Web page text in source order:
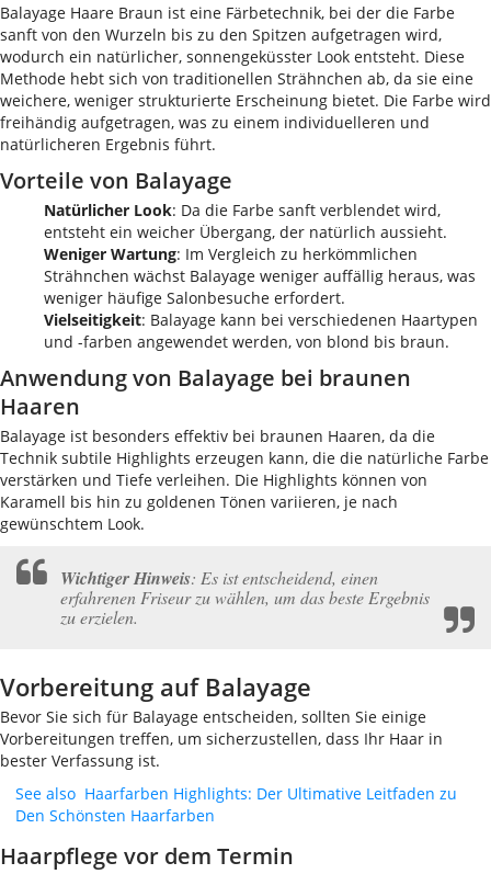
Balayage Haare Braun ist eine Färbetechnik, bei der die Farbe
sanft von den Wurzeln bis zu den Spitzen aufgetragen wird,
wodurch ein natürlicher, sonnengeküsster Look entsteht. Diese
Methode hebt sich von traditionellen Strähnchen ab, da sie eine
weichere, weniger strukturierte Erscheinung bietet. Die Farbe wird
freihändig aufgetragen, was zu einem individuelleren und
natürlicheren Ergebnis führt.
Vorteile von Balayage
Natürlicher Look: Da die Farbe sanft verblendet wird,
entsteht ein weicher Übergang, der natürlich aussieht.
Weniger Wartung: Im Vergleich zu herkömmlichen
Strähnchen wächst Balayage weniger auffällig heraus, was
weniger häufige Salonbesuche erfordert.
Vielseitigkeit: Balayage kann bei verschiedenen Haartypen
und -farben angewendet werden, von blond bis braun.
Anwendung von Balayage bei braunen
Haaren
Balayage ist besonders effektiv bei braunen Haaren, da die
Technik subtile Highlights erzeugen kann, die die natürliche Farbe
verstärken und Tiefe verleihen. Die Highlights können von
Karamell bis hin zu goldenen Tönen variieren, je nach
gewünschtem Look.
Wichtiger Hinweis: Es ist entscheidend, einen
erfahrenen Friseur zu wählen, um das beste Ergebnis
zu erzielen.
Vorbereitung auf Balayage
Bevor Sie sich für Balayage entscheiden, sollten Sie einige
Vorbereitungen treffen, um sicherzustellen, dass Ihr Haar in
bester Verfassung ist.
See also Haarfarben Highlights: Der Ultimative Leitfaden zu
Den Schönsten Haarfarben
Haarpflege vor dem Termin